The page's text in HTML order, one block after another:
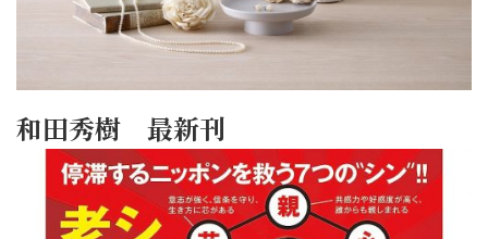
和田秀樹 最新刊